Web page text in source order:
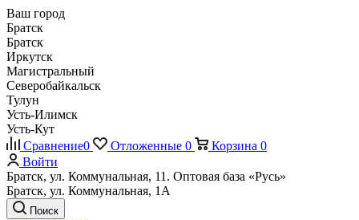
Ваш город
Братск
Братск
Иркутск
Магистральный
Северобайкальск
Тулун
Усть-Илимск
Усть-Кут
Сравнение0 Отложенные 0 Корзина 0
Войти
Братск, ул. Коммунальная, 11. Оптовая база «Русь»
Братск, ул. Коммунальная, 1А
Поиск